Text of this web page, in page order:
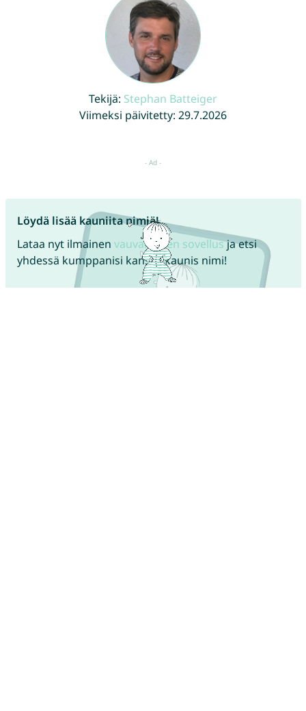
Tekijä: Stephan Batteiger
Viimeksi päivitetty: 29.7.2026
Löydä lisää kauniita nimiä!
Lataa nyt ilmainen vauvanimien sovellusja etsi
yhdessä kumppanisi kanssa kaunis nimi!